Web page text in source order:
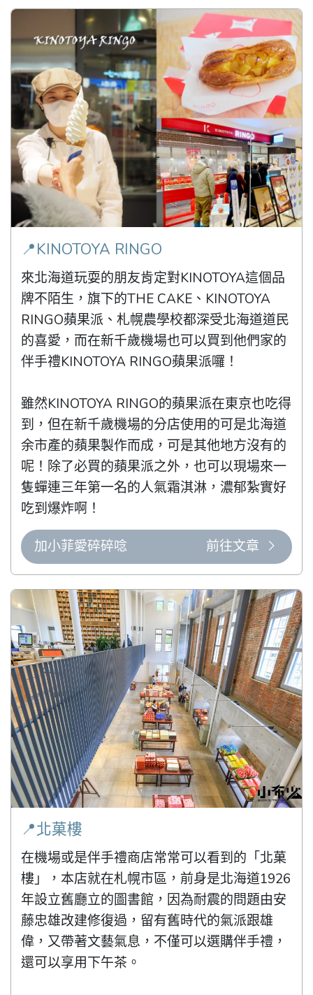
📍KINOTOYA RINGO
來北海道玩耍的朋友肯定對KINOTOYA這個品
牌不陌生，旗下的THE CAKE、KINOTOYA
RINGO蘋果派、札幌農學校都深受北海道道民
的喜愛，而在新千歲機場也可以買到他們家的
伴手禮KINOTOYA RINGO蘋果派囉！
雖然KINOTOYA RINGO的蘋果派在東京也吃得
到，但在新千歲機場的分店使用的可是北海道
余市產的蘋果製作而成，可是其他地方沒有的
呢！除了必買的蘋果派之外，也可以現場來一
隻蟬連三年第一名的人氣霜淇淋，濃郁紮實好
吃到爆炸啊！
加小菲愛碎碎唸 前往文章
📍北菓樓
在機場或是伴手禮商店常常可以看到的「北菓
樓」，本店就在札幌市區，前身是北海道1926
年設立舊廳立的圖書館，因為耐震的問題由安
藤忠雄改建修復過，留有舊時代的氣派跟雄
偉，又帶著文藝氣息，不僅可以選購伴手禮，
還可以享用下午茶。